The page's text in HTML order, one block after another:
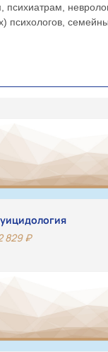
психологов,
829₽